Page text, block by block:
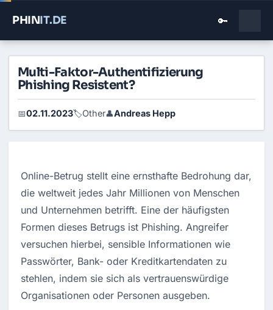
PHINIT.DE 🔑
Multi-Faktor-Authentifizierung
Phishing Resistent?
📅02.11.2023🏷️Other👤Andreas Hepp
Online-Betrug stellt eine ernsthafte Bedrohung dar,
die weltweit jedes Jahr Millionen von Menschen
und Unternehmen betrifft. Eine der häufigsten
Formen dieses Betrugs ist Phishing. Angreifer
versuchen hierbei, sensible Informationen wie
Passwörter, Bank- oder Kreditkartendaten zu
stehlen, indem sie sich als vertrauenswürdige
Organisationen oder Personen ausgeben.